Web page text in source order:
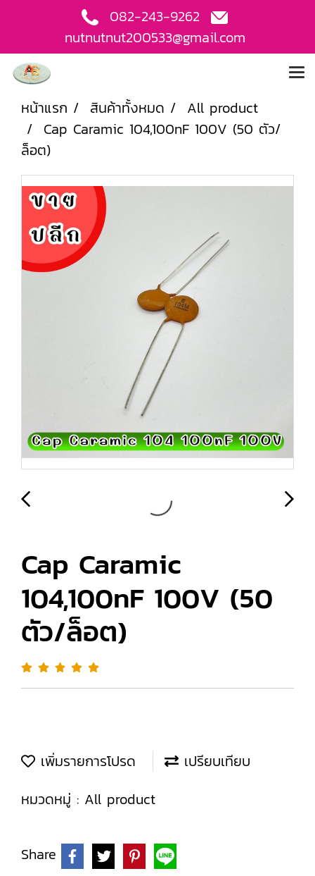
082-243-9262
nutnutnut200533@gmail.com
หน้าแรก สินค้าทั้งหมด
All product
Cap Caramic 104,100nF 100V (50 ตัว/
ล็อต)
Cap Caramic
104,100nF 100V (50
ตัว/ล็อต)
เพิ่มรายการโปรด
เปรียบเทียบ
หมวดหมู่ : All product
Share